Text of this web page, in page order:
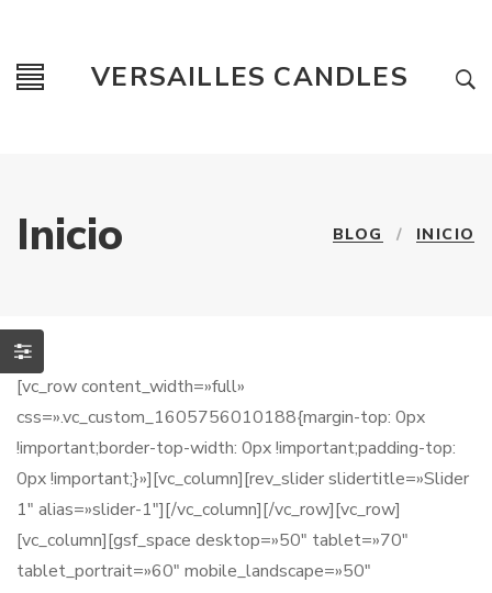
VERSAILLES CANDLES
Inicio BLOG / INICIO
[vc_row content_width=»full»
css=».vc_custom_1605756010188{margin-top: 0px
!important;border-top-width: 0px !important;padding-top:
0px !important;}»][vc_column][rev_slider slidertitle=»Slider
1″ alias=»slider-1″][/vc_column][/vc_row][vc_row]
[vc_column][gsf_space desktop=»50″ tablet=»70″
tablet_portrait=»60″ mobile_landscape=»50″